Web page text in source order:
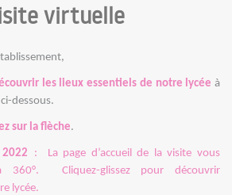
virtuelle
les lieux essentiels de notre lycéeà
dessous.
sur la flèche.
2022
: La page d’accueil de la visite vous
360°.
Cliquez-glissez pour découvrir
lycée.